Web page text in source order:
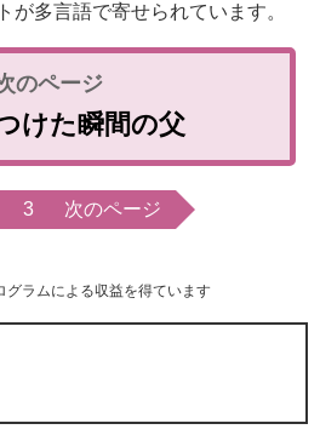
が多言語で寄せられています。
けた瞬間の父
3 次のページ
ラムによる収益を得ています